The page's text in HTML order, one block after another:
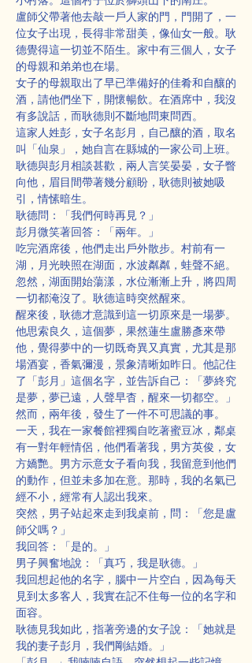
盧師父帶著他去敲一戶人家的門，門開了，一
位女子出現，長得非常甜美，像仙女一般。耿
德覺得這一切並不陌生。家中有三個人，女子
的母親和弟弟也在場。
女子的母親取出了早已準備好的佳肴和自釀的
酒，請他們坐下，開懷暢飲。在酒席中，我沒
有多說話，而耿德則不斷地問東問西。
這家人姓彭，女子名彭月，自己釀的酒，取名
叫「仙泉」，她自言在縣城的一家公司上班。
耿德與彭月相談甚歡，兩人言笑晏晏，女子瞥
向他，眉目間帶著幾分顧盼，耿德則被她吸
引，情愫暗生。
耿德問：「我們何時再見？」
彭月微笑著回答：「兩年。」
吃完酒席後，他們走出戶外散步。村前有一
湖，月光映照在湖面，水波粼粼，蛙聲不絕。
忽然，湖面開始蕩漾，水位漸漸上升，將四周
一切都淹沒了。耿德這時突然醒來。
醒來後，耿德才意識到這一切原來是一場夢。
他思索良久，這個夢，果然蓮生盧勝彥來帶
他，覺得夢中的一切既奇異又真實，尤其是那
場酒宴，香氣彌漫，景象清晰如昨日。他記住
了「彭月」這個名字，並告訴自己：「夢終究
是夢，夢已遠，人聲早杳，醒來一切都空。」
然而，兩年後，發生了一件不可思議的事。
一天，我在一家餐館裡獨自吃著蜜豆冰，鄰桌
有一對年輕情侶，他們看著我，男方英俊，女
方嬌艷。男方示意女子看向我，我留意到他們
的動作，但並未多加在意。那時，我的名氣已
經不小，經常有人認出我來。
突然，男子站起來走到我桌前，問：「您是盧
師父嗎？」
我回答：「是的。」
男子興奮地說：「真巧，我是耿德。」
我回想起他的名字，腦中一片空白，因為每天
見到太多客人，我實在記不住每一位的名字和
面容。
耿德見我如此，指著旁邊的女子說：「她就是
我的妻子彭月，我們剛結婚。」